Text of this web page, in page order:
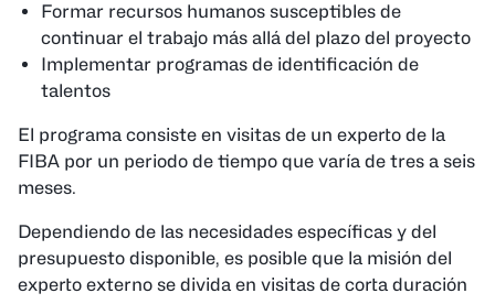
Formar recursos humanos susceptibles de
continuar el trabajo más allá del plazo del proyecto
Implementar programas de identificación de
talentos
El programa consiste en visitas de un experto de la
FIBA ​​por un periodo de tiempo que varía de tres a seis
meses.
Dependiendo de las necesidades específicas y del
presupuesto disponible, es posible que la misión del
experto externo se divida en visitas de corta duración